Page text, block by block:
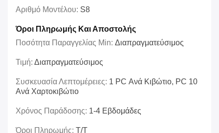
Αριθμό Μοντέλου: S8
Όροι Πληρωμής Και Αποστολής
Ποσότητα Παραγγελίας Min: Διαπραγματεύσιμος
Τιμή: Διαπραγματεύσιμος
Συσκευασία Λεπτομέρειες: 1 PC Ανά Κιβώτιο, PC 10
Ανά Χαρτοκιβώτιο
Χρόνος Παράδοσης: 1-4 Εβδομάδες
Όροι Πληρωμής: T/T